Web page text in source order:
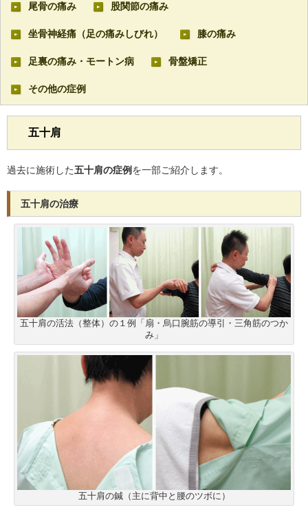
尾骨の痛み 股関節の痛み
坐骨神経痛（足の痛みしびれ） 膝の痛み
足裏の痛み・モートン病 骨盤矯正
その他の症例
五十肩
過去に施術した五十肩の症例を一部ご紹介します。
五十肩の治療
五十肩の活法（整体）の１例「扇・烏口腕筋の導引・三角筋のつか
み」
五十肩の鍼（主に背中と腰のツボに）